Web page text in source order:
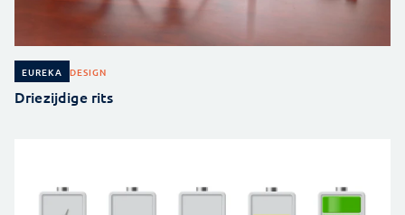
EUREKA DESIGN
Driezijdige rits